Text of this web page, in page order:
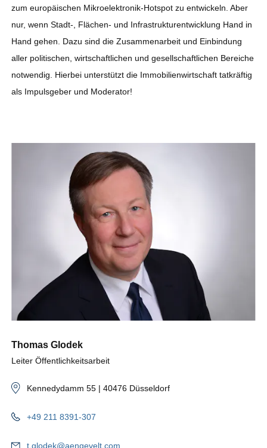
zum europäischen Mikroelektronik-Hotspot zu entwickeln. Aber
nur, wenn Stadt-, Flächen- und Infrastrukturentwicklung Hand in
Hand gehen. Dazu sind die Zusammenarbeit und Einbindung
aller politischen, wirtschaftlichen und gesellschaftlichen Bereiche
notwendig. Hierbei unterstützt die Immobilienwirtschaft tatkräftig
als Impulsgeber und Moderator!
Thomas Glodek
Leiter Öffentlichkeitsarbeit
Kennedydamm 55 | 40476 Düsseldorf
+49 211 8391-307
t.glodek@aengevelt.com